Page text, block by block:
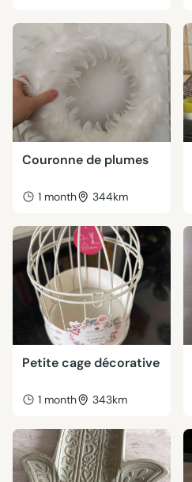
Couronne de plumes
1 month 344km
Petite cage décorative
1 month 343km